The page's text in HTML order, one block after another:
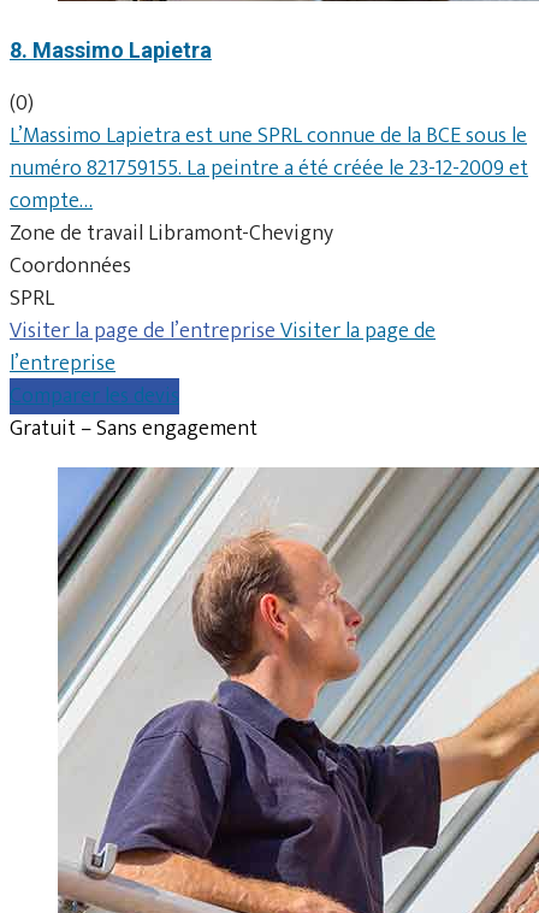
8. Massimo Lapietra
(0)
L’Massimo Lapietra est une SPRL connue de la BCE sous le
numéro 821759155. La peintre a été créée le 23-12-2009 et
compte…
Zone de travail Libramont-Chevigny
Coordonnées
SPRL
Visiter la page de l’entrepriseVisiter la page de
l’entreprise
Comparer les devis
Gratuit – Sans engagement